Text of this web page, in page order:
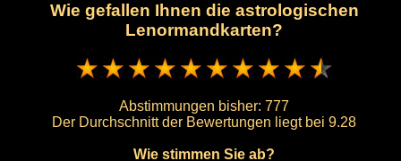
Wie gefallen Ihnen die astrologischen
Lenormandkarten?
Abstimmungen bisher: 777
Der Durchschnitt der Bewertungen liegt bei 9.28
Wie stimmen Sie ab?